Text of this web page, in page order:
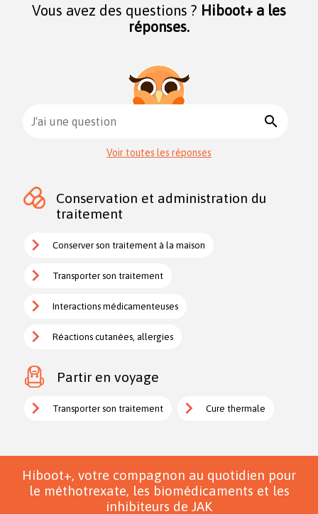
Vous avez des questions ? Hiboot+ a les
réponses.
J'ai une question search
Voir toutes les réponses
Conservation et administration du
traitement
Conserver son traitement à la maison
Transporter son traitement
Interactions médicamenteuses
Réactions cutanées, allergies
Partir en voyage
Transporter son traitement Cure thermale
Hiboot+, votre compagnon au quotidien pour
le méthotrexate, les biomédicaments et les
inhibiteurs de JAK